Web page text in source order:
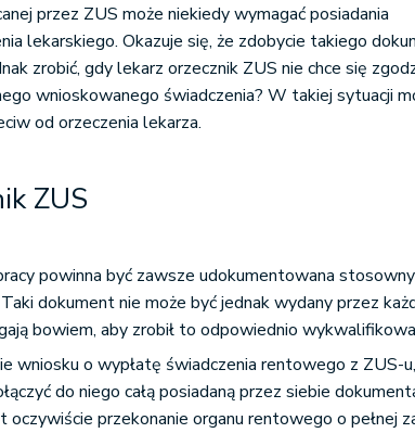
przez ZUS może niekiedy wymagać posiadania
lekarskiego. Okazuje się, że zdobycie takiego
zrobić, gdy lekarz orzecznik ZUS nie chce się
wnioskowanego świadczenia? W takiej sytuacji
od orzeczenia lekarza.
ZUS
powinna być zawsze udokumentowana
dokument nie może być jednak wydany przez
bowiem, aby zrobił to odpowiednio
wniosku o wypłatę świadczenia rentowego z ZUS-u,
do niego całą posiadaną przez siebie
oczywiście przekonanie organu rentowego o pełnej